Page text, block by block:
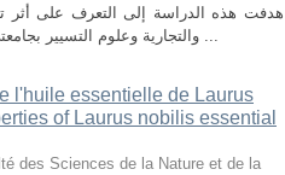
هدفت هذه الدراسة إلى التعرف على أثر
والتجارية وعلوم التسيير بجامعتي الأغواط وغرداية. اعتمدت الدراسة على المنهج الوصفي التحليلي، حيث تم توزيع ...
l'huile essentielle de Laurus
of Laurus nobilis essential
des Sciences de la Nature et de la